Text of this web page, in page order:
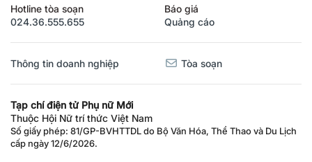
Hotline tòa soạn
024.36.555.655
Báo giá
Quảng cáo
Thông tin doanh nghiệp Tòa soạn
Tạp chí điện tử Phụ nữ Mới
Thuộc Hội Nữ trí thức Việt Nam
Số giấy phép: 81/GP-BVHTTDL do Bộ Văn Hóa, Thể Thao và Du Lịch
cấp ngày 12/6/2026.